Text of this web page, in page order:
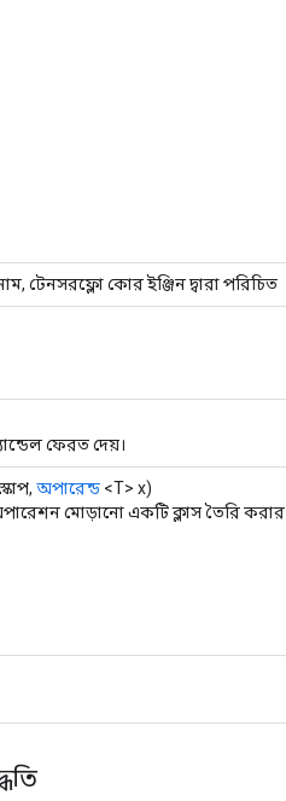
টেনসরফ্লো কোর ইঞ্জিন দ্বারা পরিচিত
ফেরত দেয়।
অপারেন্ড <T> x)
মোড়ানো একটি ক্লাস তৈরি করার